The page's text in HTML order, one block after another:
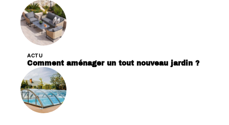
ACTU
Comment aménager un tout nouveau jardin ?